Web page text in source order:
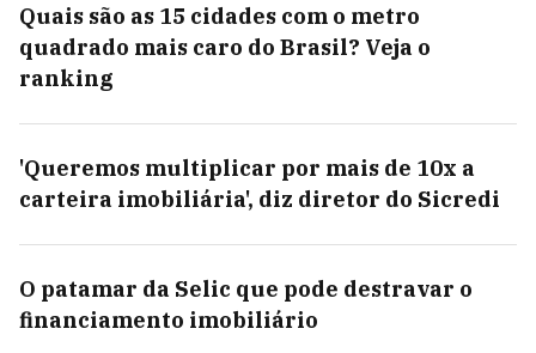
Quais são as 15 cidades com o metro
quadrado mais caro do Brasil? Veja o
ranking
'Queremos multiplicar por mais de 10x a
carteira imobiliária', diz diretor do Sicredi
O patamar da Selic que pode destravar o
financiamento imobiliário